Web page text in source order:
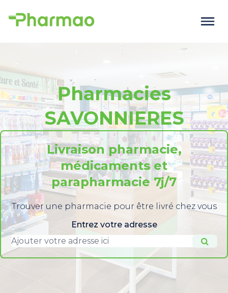
Pharmacies
SAVONNIERES
Livraison pharmacie,
médicaments et
parapharmacie 7j/7
Trouver une pharmacie pour être livré chez vous
Entrez votre adresse